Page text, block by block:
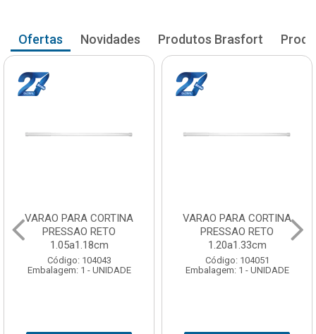
Ofertas Novidades Produtos Brasfort
VARAO PARA CORTINA
PRESSAO RETO
1.05a1.18cm
Código: 104043
Embalagem: 1 - UNIDADE
VARAO PARA CORTINA
PRESSAO RETO
1.20a1.33cm
Código: 104051
Embalagem: 1 - UNIDADE